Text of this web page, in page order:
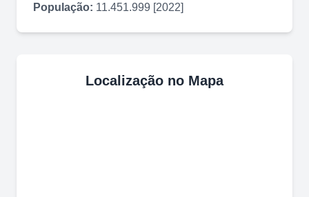
População: 11.451.999 [2022]
Localização no Mapa